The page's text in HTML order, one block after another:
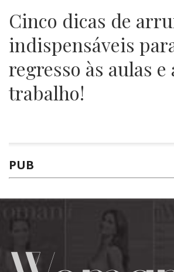
Cinco dicas de
indispensáveis
regresso às aulas e
trabalho!
PUB